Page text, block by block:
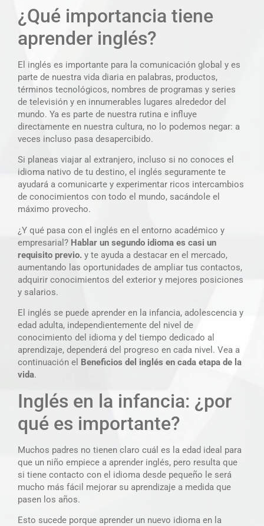
¿Qué importancia tiene
aprender inglés?
El inglés es importante para la comunicación global y es
parte de nuestra vida diaria en palabras, productos,
términos tecnológicos, nombres de programas y series
de televisión y en innumerables lugares alrededor del
mundo. Ya es parte de nuestra rutina e influye
directamente en nuestra cultura, no lo podemos negar: a
veces incluso pasa desapercibido.
Si planeas viajar al extranjero, incluso si no conoces el
idioma nativo de tu destino, el inglés seguramente te
ayudará a comunicarte y experimentar ricos intercambios
de conocimientos con todo el mundo, sacándole el
máximo provecho.
¿Y qué pasa con el inglés en el entorno académico y
empresarial? Hablar un segundo idioma es casi un
requisito previo. y te ayuda a destacar en el mercado,
aumentando las oportunidades de ampliar tus contactos,
adquirir conocimientos del exterior y mejores posiciones
y salarios.
El inglés se puede aprender en la infancia, adolescencia y
edad adulta, independientemente del nivel de
conocimiento del idioma y del tiempo dedicado al
aprendizaje, dependerá del progreso en cada nivel. Vea a
continuación el Beneficios del inglés en cada etapa de la
vida.
Inglés en la infancia: ¿por
qué es importante?
Muchos padres no tienen claro cuál es la edad ideal para
que un niño empiece a aprender inglés, pero resulta que
si tiene contacto con el idioma desde pequeño le será
mucho más fácil mejorar su aprendizaje a medida que
pasen los años.
Esto sucede porque aprender un nuevo idioma en la